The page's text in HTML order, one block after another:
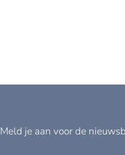
Meld je aan voor de